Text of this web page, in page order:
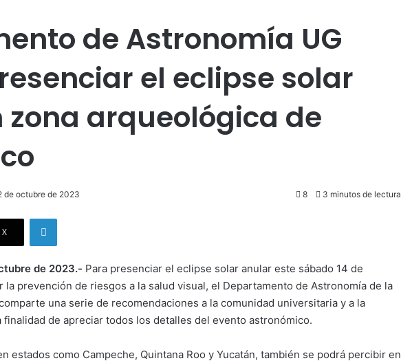
de Astronomía UG
el eclipse solar
arqueológica de
de octubre de 2023 8 3 minutos de lectura
X
LinkedIn
de 2023.- Para presenciar el eclipse solar anular este sábado 14 de
prevención de riesgos a la salud visual, el Departamento de Astronomía de la
una serie de recomendaciones a la comunidad universitaria y a la
finalidad de apreciar todos los detalles del evento astronómico.
estados como Campeche, Quintana Roo y Yucatán, también se podrá percibir en